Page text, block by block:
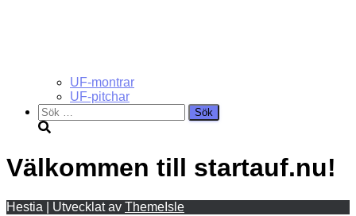
UF-montrar
UF-pitchar
Sök
efter:
Välkommen till startauf.nu!
Hestia | Utvecklat av ThemeIsle